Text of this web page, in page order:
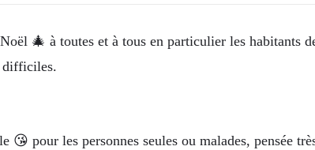
🎄 à toutes et à tous en particulier les habitants
difficiles.
😘 pour les personnes seules ou malades, pensée